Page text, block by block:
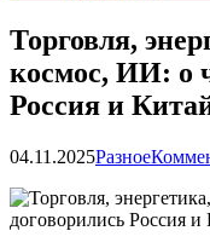
Торговля,
космос, ИИ: о
Россия и
04.11.2025Разное